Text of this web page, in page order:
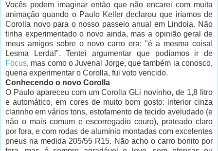
Vocês podem imaginar então que não encarei com muita
animação quando o Paulo Keller declarou que iríamos de
Corolla novo para o nosso passeio anual em Lindoia. Não
tinha experimentado o novo ainda, mas a opinião geral de
meus amigos sobre o novo carro era: "é a mesma coisa!
Lesma Lerda!". Tentei argumentar que podíamos ir de
Focus, mas como o Juvenal Jorge, que também ia conosco,
queria experimentar o Corolla, fui voto vencido.
Conhecendo o novo Corolla
O Paulo apareceu com um Corolla GLi novinho, de 1,8 litro
e automático, em cores de muito bom gosto: interior cinza
clarinho em vários tons, estofamento de tecido aveludado (e
não o mais comum e escorregadio couro), prateado claro
por fora, e com rodas de alumínio montadas com excelentes
pneus na medida 205/55 R15. Não acho o carro bonito por